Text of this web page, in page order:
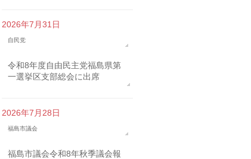
2026年7月31日
自民党
令和8年度自由民主党福島県第
一選挙区支部総会に出席
2026年7月28日
福島市議会
福島市議会令和8年秋季議会報